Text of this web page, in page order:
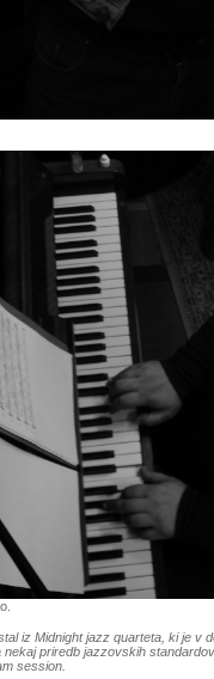
iz Midnight jazz quarteta, ki je v
nekaj priredb jazzovskih
session.